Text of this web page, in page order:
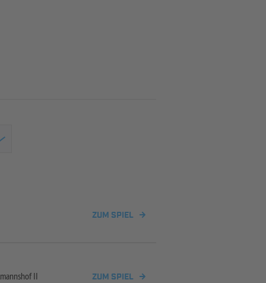
ZUM SPIEL
II ZUM SPIEL